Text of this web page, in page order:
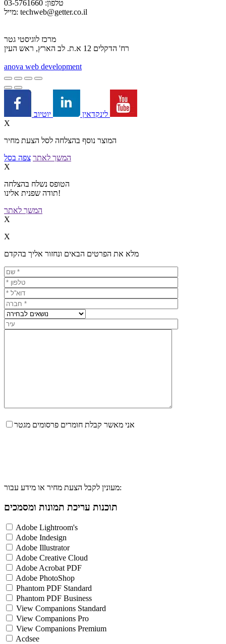
טלפון: 03-5761660
מייל: techweb@getter.co.il
מרכז לוגיסטי גטר
רח' הדקלים 12 א.ת. לב הארץ, ראש העין
anova web development
לינקדאין
X
המוצר נוסף בהצלחה לסל הצעת מחיר
המשך לאתר צפה בסל
X
הטופס נשלח בהצלחה
תודה שפנית אלינו!
המשך לאתר
X
X
מלא את הפרטים הבאים ונחזור אליך בהקדם
אני מאשר קבלת חומרים פרסומים מגטר
מעונין לקבל הצעת מחיר או מידע עבור:
תוכנות עריכת תמונות ומסמכים
Adobe Lightroom's
Adobe Indesign
Adobe Illustrator
Adobe Creative Cloud
Adobe Acrobat PDF
Adobe PhotoShop
Phantom PDF Standard
Phantom PDF Business
View Companions Standard
View Companions Pro
View Companions Premium
Acdsee